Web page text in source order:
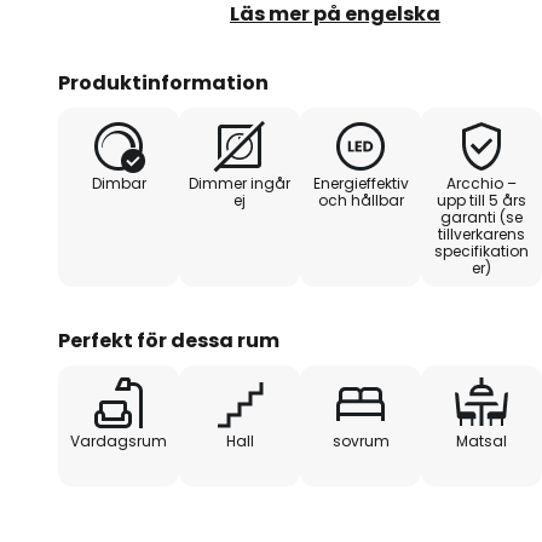
och öppet både upptill och
bländning och kan istället njuta
passar lika bra i hallar som i
använda LED-lamporna med
effektivitet och ger ett bra
- dimbar med triac-dimmer
Läs mer på engelska
Produktinformation
Dimbar
Dimmer ingår
ej
Energieffektiv
och hållbar
Arcchio –
upp till 5 års
garanti (se
tillverkarens
specifikation
er)
Perfekt för dessa rum
Vardagsrum Hall sovrum Matsal